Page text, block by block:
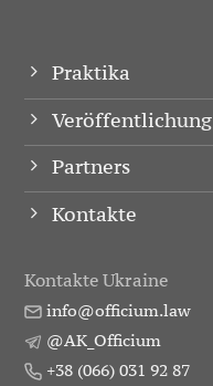
Praktika
Veröffentlichung
Partners
Kontakte
Kontakte Ukraine
info@officium.law
@AK_Officium
+38 (066) 031 92 87